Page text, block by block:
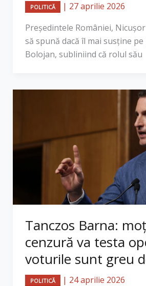
POLITICĂ | 27 aprilie 2026
Președintele României,
să spună dacă îl mai susține
Bolojan, subliniind că rolul său
Tanczos Barna:
cenzură va testa
voturile sunt greu
POLITICĂ | 24 aprilie 2026